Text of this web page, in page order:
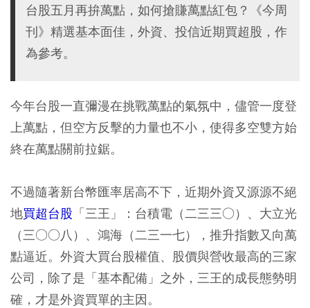
台股五月再拚萬點，如何搶賺萬點紅包？《今周
刊》精選基本面佳，外資、投信近期買超股，作
為參考。
今年台股一直彌漫在挑戰萬點的氣氛中，儘管一度登
上萬點，但空方反擊的力量也不小，使得多空雙方始
終在萬點關前拉鋸。
不過隨著新台幣匯率居高不下，近期外資又源源不絕
地買超台股 「三王」：台積電（二三三○）、大立光
（三○○八）、鴻海（二三一七），推升指數又向萬
點逼近。外資大買台股權值、股價與營收最高的三家
公司，除了是「基本配備」之外，三王的成長態勢明
確，才是外資買單的主因。